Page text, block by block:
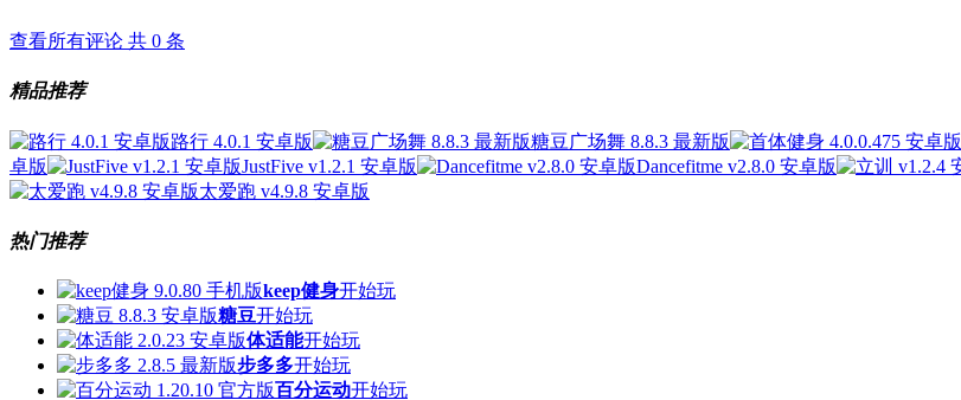
查看所有评论 共 0 条
精品推荐
路行 4.0.1 安卓版 糖豆广场舞 8.8.3 最新版
卓版
JustFive v1.2.1 安卓版 Dancefitme v2.8.0 安卓版
太爱跑 v4.9.8 安卓版
热门推荐
keep健身开始玩
糖豆开始玩
体适能开始玩
步多多开始玩
百分运动开始玩